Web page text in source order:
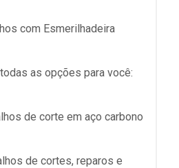
com Esmerilhadeira
as opções para você:
de corte em aço carbono
de cortes, reparos e